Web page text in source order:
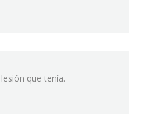
que tenía.